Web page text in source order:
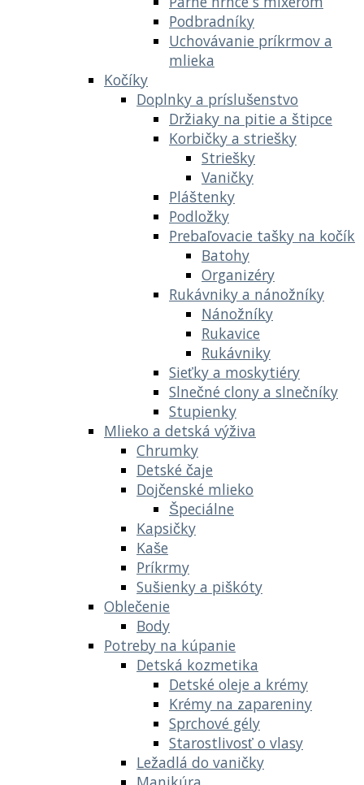
Podbradníky
Uchovávanie príkrmov a
mlieka
Kočíky
Doplnky a príslušenstvo
Držiaky na pitie a štipce
Korbičky a striešky
Striešky
Vaničky
Pláštenky
Podložky
Prebaľovacie tašky na kočík
Batohy
Organizéry
Rukávniky a nánožníky
Nánožníky
Rukavice
Rukávniky
Sieťky a moskytiéry
Slnečné clony a slnečníky
Stupienky
Mlieko a detská výživa
Chrumky
Detské čaje
Dojčenské mlieko
Špeciálne
Kapsičky
Kaše
Príkrmy
Sušienky a piškóty
Oblečenie
Body
Potreby na kúpanie
Detská kozmetika
Detské oleje a krémy
Krémy na zapareniny
Sprchové gély
Starostlivosť o vlasy
Ležadlá do vaničky